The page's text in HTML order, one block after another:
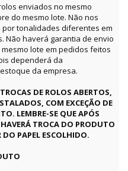
enviados no mesmo
do mesmo lote. Não nos
tonalidades diferentes em
Não haverá garantia de envio
lote em pedidos feitos
dependerá da
da empresa.
DE ROLOS ABERTOS,
COM EXCEÇÃO DE
LEMBRE-SE QUE APÓS
TROCA DO PRODUTO
PAPEL ESCOLHIDO.